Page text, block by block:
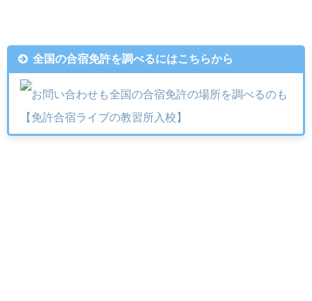
全国の合宿免許を調べるにはこちらから
お問い合わせも全国の合宿免許の場所を調べるのも
【免許合宿ライブの教習所入校】